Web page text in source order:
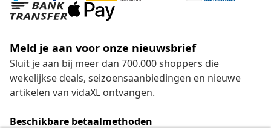
Meld je aan voor onze nieuwsbrief
Sluit je aan bij meer dan 700.000 shoppers die
wekelijkse deals, seizoensaanbiedingen en nieuwe
artikelen van vidaXL ontvangen.
Beschikbare betaalmethoden